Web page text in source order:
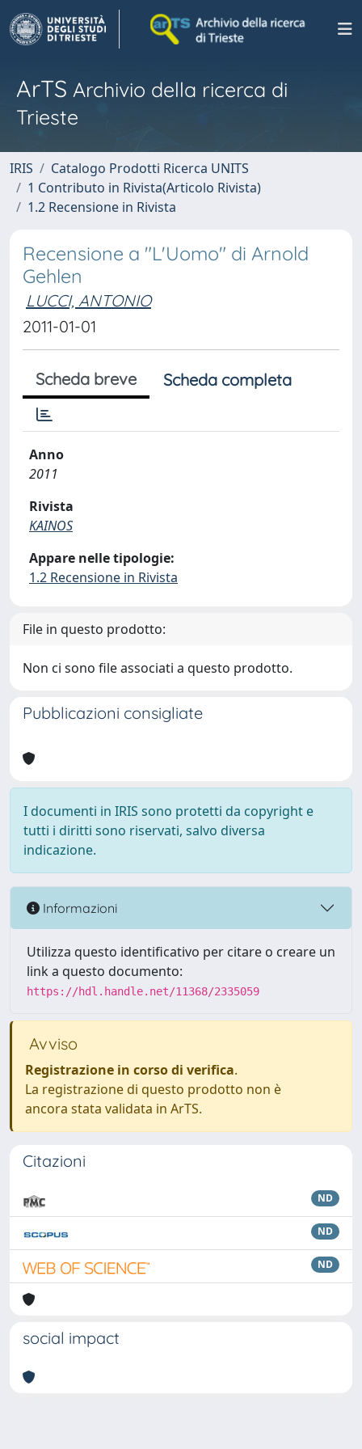
ArTS Archivio della ricerca di
Trieste
IRIS
Catalogo Prodotti Ricerca UNITS
1 Contributo in Rivista(Articolo Rivista)
1.2 Recensione in Rivista
Recensione a "L'Uomo" di Arnold
Gehlen
LUCCI, ANTONIO
2011-01-01
Scheda breve Scheda completa
Anno
2011
Rivista
KAINOS
Appare nelle tipologie:
1.2 Recensione in Rivista
File in questo prodotto:
Non ci sono file associati a questo prodotto.
Pubblicazioni consigliate
I documenti in IRIS sono protetti da copyright e
tutti i diritti sono riservati, salvo diversa
indicazione.
Informazioni
Utilizza questo identificativo per citare o creare un
link a questo documento:
https://hdl.handle.net/11368/2335059
Avviso
Registrazione in corso di verifica.
La registrazione di questo prodotto non è
ancora stata validata in ArTS.
Citazioni
ND
ND
ND
social impact